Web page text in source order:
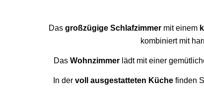
Das großzügige Schlafzimmer mit einem
kombiniert mit
Das Wohnzimmerlädt mit einer
In der voll ausgestatteten Küchefinden